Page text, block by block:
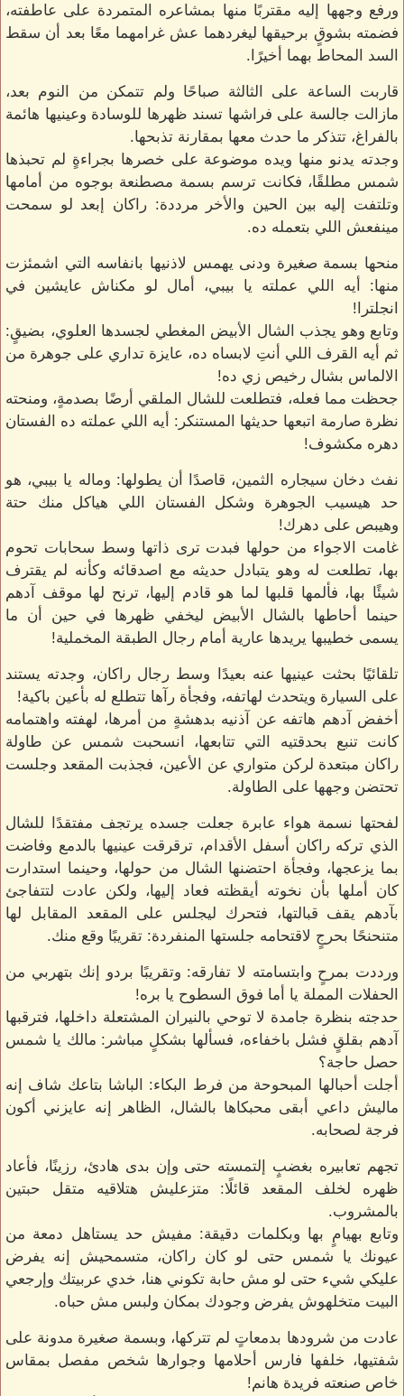
ورفع وجهها إليه مقتربًا منها بمشاعره المتمردة على عاطفته،
فضمته بشوقٍ برحيقها ليغردهما عش غرامهما معًا بعد أن سقط
السد المحاط بهما أخيرًا.
قاربت الساعة على الثالثة صباحًا ولم تتمكن من النوم بعد،
مازالت جالسة على فراشها تسند ظهرها للوسادة وعينيها هائمة
بالفراغ، تتذكر ما حدث معها بمقارنة تذبحها.
وجدته يدنو منها ويده موضوعة على خصرها بجراءةٍ لم تحبذها
شمس مطلقًا، فكانت ترسم بسمة مصطنعة بوجوه من أمامها
وتلتفت إليه بين الحين والأخر مرددة: راكان إبعد لو سمحت
مينفعش اللي بتعمله ده.
منحها بسمة صغيرة ودنى يهمس لاذنيها بانفاسه التي اشمئزت
منها: أيه اللي عملته يا بيبي، أمال لو مكناش عايشين في
انجلترا!
وتابع وهو يجذب الشال الأبيض المغطي لجسدها العلوي، بضيقٍ:
ثم أيه القرف اللي أنتِ لابساه ده، عايزة تداري على جوهرة من
الالماس بشال رخيص زي ده!
جحظت مما فعله، فتطلعت للشال الملقي أرضًا بصدمةٍ، ومنحته
نظرة صارمة اتبعها حديثها المستنكر: أيه اللي عملته ده الفستان
دهره مكشوف!
نفث دخان سيجاره الثمين، قاصدًا أن يطولها: وماله يا بيبي، هو
حد هيسيب الجوهرة وشكل الفستان اللي هياكل منك حتة
وهيبص على دهرك!
غامت الاجواء من حولها فبدت ترى ذاتها وسط سحابات تحوم
بها، تطلعت له وهو يتبادل حديثه مع اصدقائه وكأنه لم يقترف
شيئًا بها، فألمها قلبها لما هو قادم إليها، ترنح لها موقف آدهم
حينما أحاطها بالشال الأبيض ليخفي ظهرها في حين أن ما
يسمى خطيبها يريدها عارية أمام رجال الطبقة المخملية!
تلقائيًا بحثت عينيها عنه بعيدًا وسط رجال راكان، وجدته يستند
على السيارة ويتحدث لهاتفه، وفجأة رآها تتطلع له بأعين باكية!
أخفض آدهم هاتفه عن آذنيه بدهشةٍ من أمرها، لهفته واهتمامه
كانت تنبع بحدقتيه التي تتابعها، انسحبت شمس عن طاولة
راكان مبتعدة لركن متواري عن الأعين، فجذبت المقعد وجلست
تحتضن وجهها على الطاولة.
لفحتها نسمة هواء عابرة جعلت جسده يرتجف مفتقدًا للشال
الذي تركه راكان أسفل الأقدام، ترقرقت عينيها بالدمع وفاضت
بما يزعجها، وفجأة احتضنها الشال من حولها، وحينما استدارت
كان أملها بأن نخوته أيقظته فعاد إليها، ولكن عادت لتتفاجئ
بآدهم يقف قبالتها، فتحرك ليجلس على المقعد المقابل لها
متنحنحًا بحرجٍ لاقتحامه جلستها المنفردة: تقريبًا وقع منك.
ورددت بمرحٍ وابتسامته لا تفارقه: وتقريبًا بردو إنك بتهربي من
الحفلات المملة يا أما فوق السطوح يا بره!
حدجته بنظرة جامدة لا توحي بالنيران المشتعلة داخلها، فترقبها
آدهم بقلقٍ فشل باخفاءه، فسألها بشكلٍ مباشر: مالك يا شمس
حصل حاجة؟
أجلت أحبالها المبحوحة من فرط البكاء: الباشا بتاعك شاف إنه
ماليش داعي أبقى محبكاها بالشال، الظاهر إنه عايزني أكون
فرجة لصحابه.
تجهم تعابيره بغضبٍ إلتمسته حتى وإن بدى هادئ، رزينًا، فأعاد
ظهره لخلف المقعد قائلًا: متزعليش هتلاقيه متقل حبتين
بالمشروب.
وتابع بهيامٍ بها وبكلمات دقيقة: مفيش حد يستاهل دمعة من
عيونك يا شمس حتى لو كان راكان، متسمحيش إنه يفرض
عليكي شيء حتى لو مش حابة تكوني هنا، خدي عربيتك وإرجعي
البيت متخلهوش يفرض وجودك بمكان ولبس مش حباه.
عادت من شرودها بدمعاتٍ لم تتركها، وبسمة صغيرة مدونة على
شفتيها، خلفها فارس أحلامها وجوارها شخص مفصل بمقاس
خاص صنعته فريدة هانم!